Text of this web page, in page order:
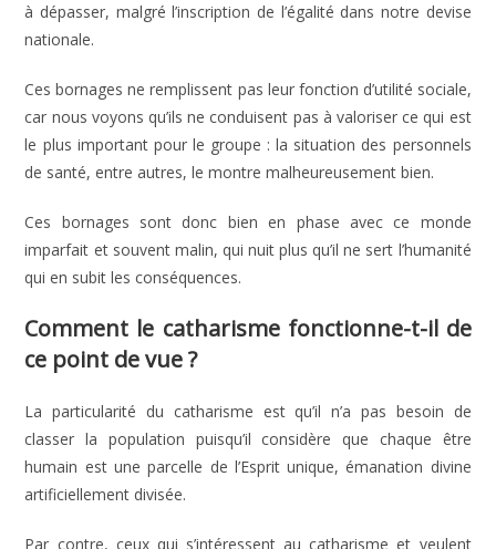
à dépasser, malgré l’inscription de l’égalité dans notre devise
nationale.
Ces bornages ne remplissent pas leur fonction d’utilité sociale,
car nous voyons qu’ils ne conduisent pas à valoriser ce qui est
le plus important pour le groupe : la situation des personnels
de santé, entre autres, le montre malheureusement bien.
Ces bornages sont donc bien en phase avec ce monde
imparfait et souvent malin, qui nuit plus qu’il ne sert l’humanité
qui en subit les conséquences.
Comment le catharisme fonctionne-t-il de
ce point de vue ?
La particularité du catharisme est qu’il n’a pas besoin de
classer la population puisqu’il considère que chaque être
humain est une parcelle de l’Esprit unique, émanation divine
artificiellement divisée.
Par contre, ceux qui s’intéressent au catharisme et veulent